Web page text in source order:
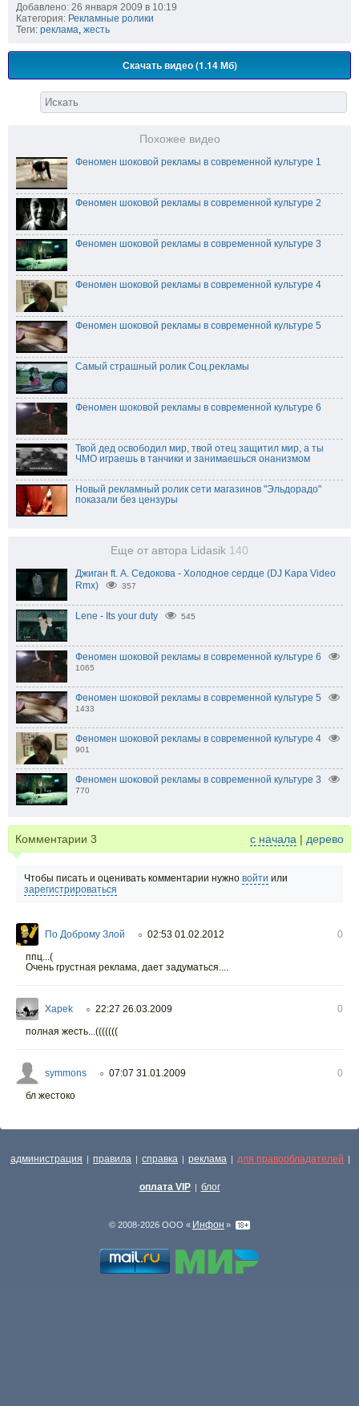
Добавлено: 26 января 2009 в 10:19
Категория: Рекламные ролики
Теги: реклама жесть
Скачать видео (1.14 Мб)
Похожее видео
Феномен шоковой рекламы в современной культуре 1
Феномен шоковой рекламы в современной культуре 2
Феномен шоковой рекламы в современной культуре 3
Феномен шоковой рекламы в современной культуре 4
Феномен шоковой рекламы в современной культуре 5
Самый страшный ролик Соц.рекламы
Феномен шоковой рекламы в современной культуре 6
Твой дед освободил мир, твой отец защитил мир, а ты
ЧМО играешь в танчики и занимаешься онанизмом
Новый рекламный ролик сети магазинов "Эльдорадо"
показали без цензуры
Еще от автора Lidasik 140
Джиган ft. А. Седокова - Холодное сердце (DJ Kapa Video
Rmx)
357
Lene - Its your duty 545
Феномен шоковой рекламы в современной культуре 6
1065
Феномен шоковой рекламы в современной культуре 5
1433
Феномен шоковой рекламы в современной культуре 4
901
Феномен шоковой рекламы в современной культуре 3
770
Комментарии 3 с начала | дерево
Чтобы писать и оценивать комментарии нужно войти или
зарегистрироваться
По Доброму Злой ○ 02:53 01.02.2012
0
ппц...(
Очень грустная реклама, дает задуматься....
Xapek ○ 22:27 26.03.2009
0
полная жесть...(((((((
symmons ○ 07:07 31.01.2009
0
бл жестоко
администрация | правила | справка | реклама | для правообладателей |
оплата VIP | блог
© 2008-2026 ООО « Инфон »